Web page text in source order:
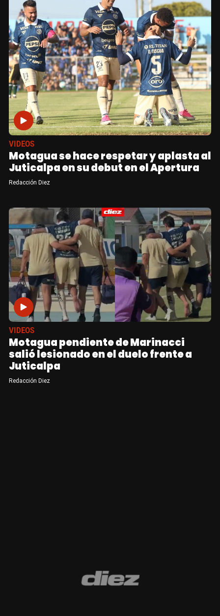
VIDEOS
Motagua se hace respetar y aplasta al
Juticalpa en su debut en el Apertura
Redacción Diez
VIDEOS
Motagua pendiente de Marinacci
salió lesionado en el duelo frente a
Juticalpa
Redacción Diez